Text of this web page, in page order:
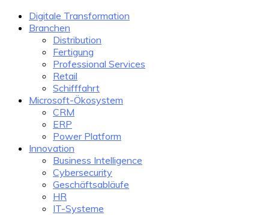
Digitale Transformation
Branchen
Distribution
Fertigung
Professional Services
Retail
Schifffahrt
Microsoft-Ökosystem
CRM
ERP
Power Platform
Innovation
Business Intelligence
Cybersecurity
Geschäftsabläufe
HR
IT-Systeme